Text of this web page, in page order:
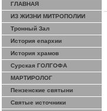
ГЛАВНАЯ
ИЗ ЖИЗНИ МИТРОПОЛИИ
Тронный Зал
История епархии
История храмов
Сурская ГОЛГОФА
МАРТИРОЛОГ
Пензенские святыни
Святые источники